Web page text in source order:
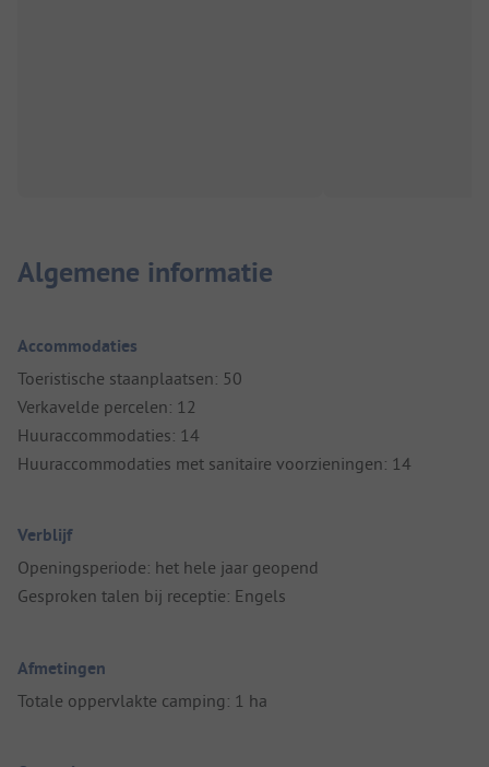
Algemene informatie
Accommodaties
Toeristische staanplaatsen: 50
Verkavelde percelen: 12
Huuraccommodaties: 14
Huuraccommodaties met sanitaire voorzieningen: 14
Verblijf
Openingsperiode: het hele jaar geopend
Gesproken talen bij receptie: Engels
Afmetingen
Totale oppervlakte camping: 1 ha